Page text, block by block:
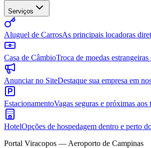
Serviços
Aluguel de CarrosAs principais locadoras
Casa de CâmbioTroca de moedas estrangeiras
Anunciar no SiteDestaque sua empresa em
EstacionamentoVagas seguras e próximas aos
HotelOpções de hospedagem dentro e perto
Portal Viracopos — Aeroporto de Campinas